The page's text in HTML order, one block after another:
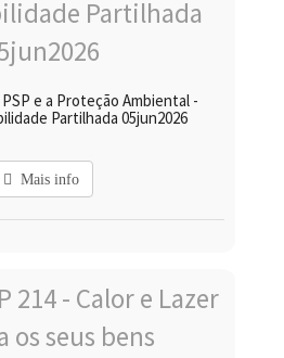
e a Proteção Ambiental -
Partilhada 05jun2026
Mais info